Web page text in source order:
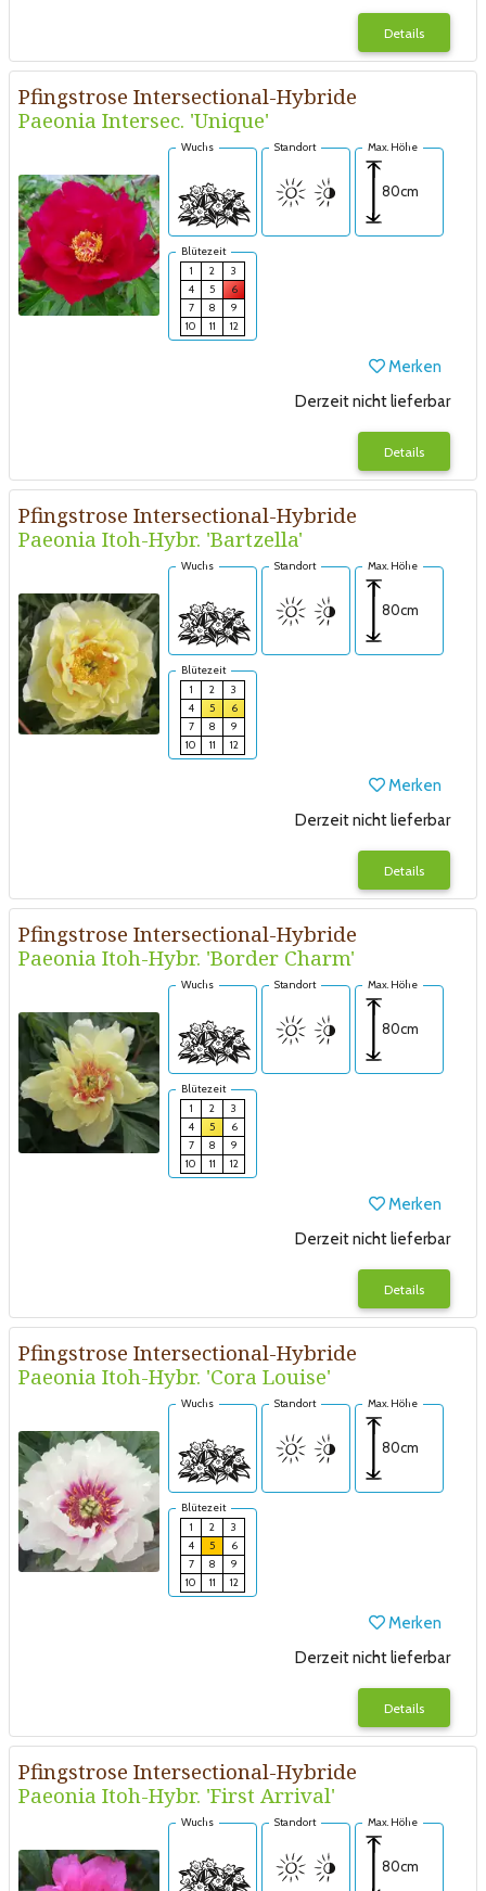
Details
Pfingstrose Intersectional-Hybride
Paeonia Intersec. 'Unique'
Wuchs Standort Max. Höhe
80cm
Blütezeit
1
2
3
4
5
6
7
8
9
10
11 12
Merken
Derzeit nicht lieferbar
Details
Pfingstrose Intersectional-Hybride
Paeonia Itoh-Hybr. 'Bartzella'
Wuchs Standort Max. Höhe
80cm
Blütezeit
1
2
3
4
5
6
7
8
9
10
11 12
Merken
Derzeit nicht lieferbar
Details
Pfingstrose Intersectional-Hybride
Paeonia Itoh-Hybr. 'Border Charm'
Wuchs Standort Max. Höhe
80cm
Blütezeit
1
2
3
4
5
6
7
8
9
10
11 12
Merken
Derzeit nicht lieferbar
Details
Pfingstrose Intersectional-Hybride
Paeonia Itoh-Hybr. 'Cora Louise'
Wuchs Standort Max. Höhe
80cm
Blütezeit
1
2
3
4
5
6
7
8
9
10
11 12
Merken
Derzeit nicht lieferbar
Details
Pfingstrose Intersectional-Hybride
Paeonia Itoh-Hybr. 'First Arrival'
Wuchs Standort Max. Höhe
80cm